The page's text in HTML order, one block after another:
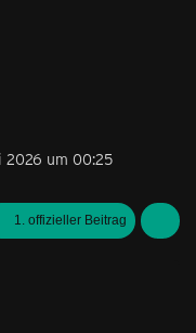
2026 um 00:25
1. offizieller Beitrag